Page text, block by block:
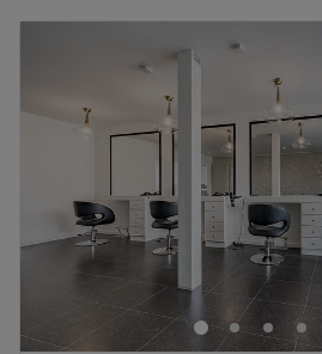
Woensdag
Vrijdag
Beauty by Beri in Gent is een
centraal staan, met als doel de
behandeling te bieden.
Dichtstbijzijnde openbaar vervoer: